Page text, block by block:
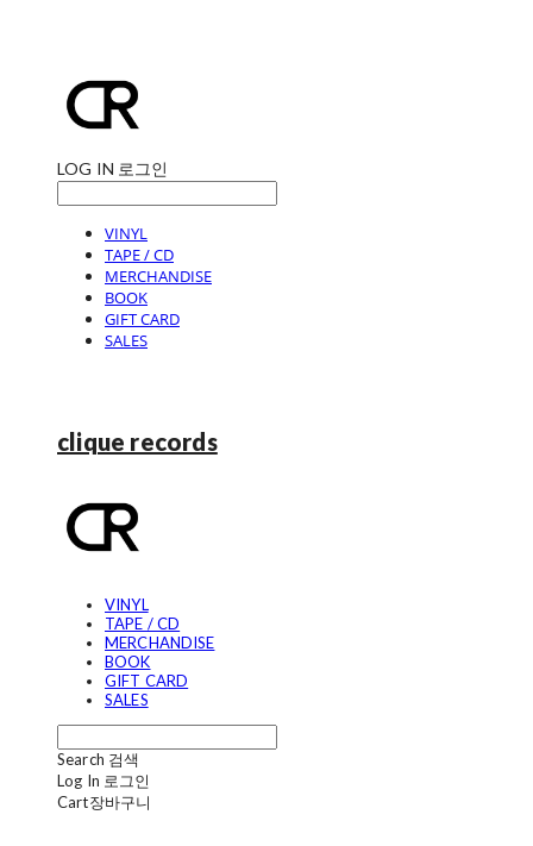
LOG IN 로그인
VINYL
TAPE / CD
MERCHANDISE
BOOK
GIFT CARD
SALES
clique records
VINYL
TAPE / CD
MERCHANDISE
BOOK
GIFT CARD
SALES
Search 검색
Log In 로그인
Cart장바구니